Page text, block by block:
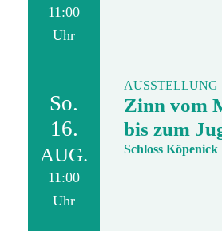
11:00
Uhr
So.
16.
AUG.
11:00
Uhr
AUSSTELLUNG
Zinn vom
bis zum
Schloss Köpenick